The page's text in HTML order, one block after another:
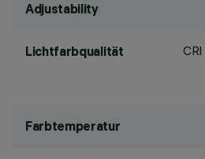
Adjustability
Lichtfarbqualität CRI
Farbtemperatur